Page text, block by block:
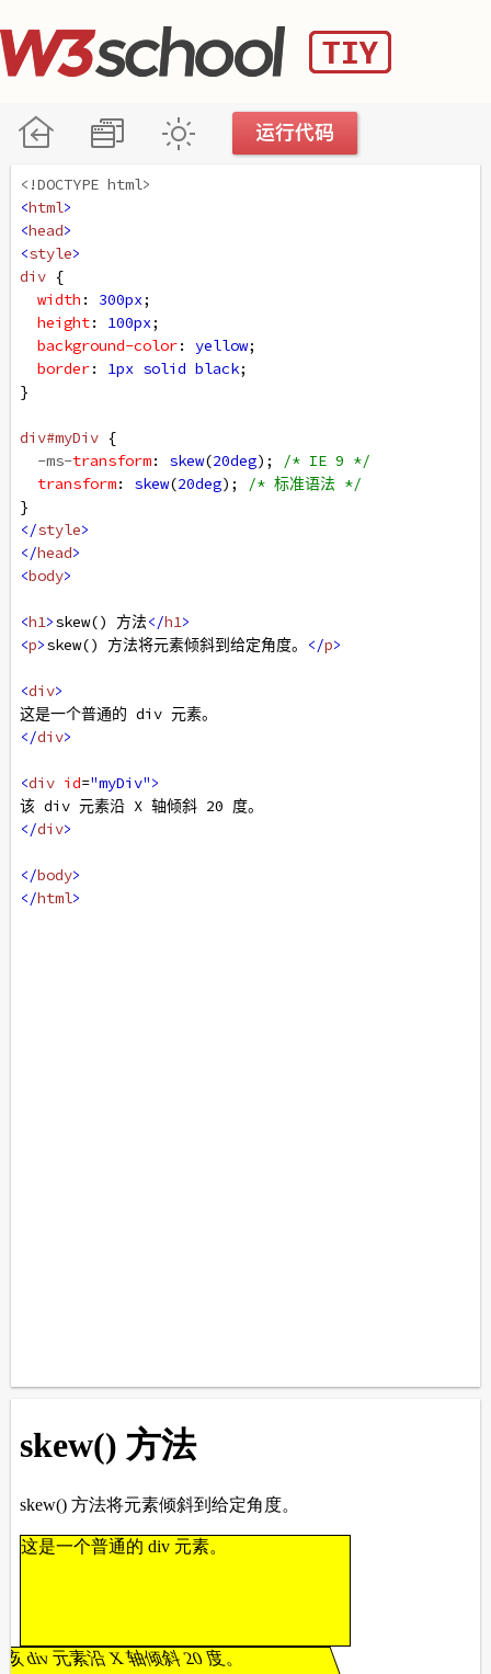
<!DOCTYPE html>
<html>
<head>
<style>
div {
width : 300px;
height: 100px;
background-color: yellow;
border: 1px solid black;
}
div#myDiv {
-ms-transform: skew(20deg);
/* IE 9 */
transform: skew(20deg);
/* 标准语法 */
}
</style>
</head>
<body>
<h1>skew() 方法</h1>
<p>skew() 方法将元素倾斜到给定角度。 </p>
<div>
这是一个普通的 div 元素。
</div>
<div id="myDiv">
该 div 元素沿 X 轴倾斜 20 度。
</div>
</body>
</html>